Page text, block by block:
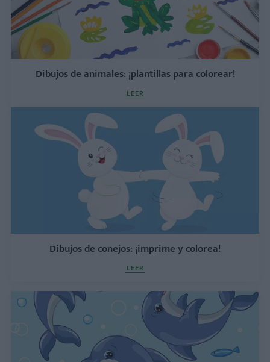
Dibujos de animales: ¡plantillas para colorear!
LEER
Dibujos de conejos: ¡imprime y colorea!
LEER